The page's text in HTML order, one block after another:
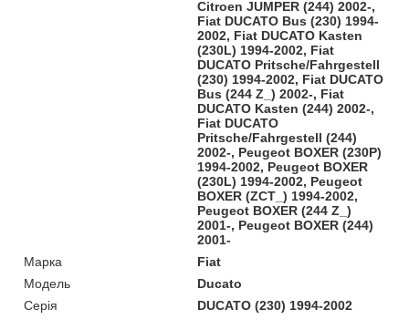
Citroen JUMPER (244) 2002-,
Fiat DUCATO Bus (230) 1994-
2002, Fiat DUCATO Kasten
(230L) 1994-2002, Fiat
DUCATO Pritsche/Fahrgestell
(230) 1994-2002, Fiat DUCATO
Bus (244 Z_) 2002-, Fiat
DUCATO Kasten (244) 2002-,
Fiat DUCATO
Pritsche/Fahrgestell (244)
2002-, Peugeot BOXER (230P)
1994-2002, Peugeot BOXER
(230L) 1994-2002, Peugeot
BOXER (ZCT_) 1994-2002,
Peugeot BOXER (244 Z_)
2001-, Peugeot BOXER (244)
2001-
Марка
Fiat
Модель
Ducato
Серія
DUCATO (230) 1994-2002